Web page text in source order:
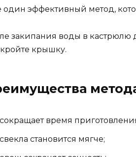
один эффективный метод,
закипания воды в кастрюлю
крышку.
сокращает время
свекла становится мягче;